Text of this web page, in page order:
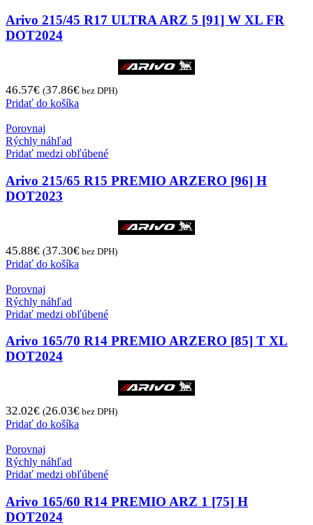
Arivo 215/45 R17 ULTRA ARZ 5 [91] W XL FR
DOT2024
46.57€ (37.86€ bez DPH)
Pridať do košíka
Porovnaj
Rýchly náhľad
Pridať medzi obľúbené
Arivo 215/65 R15 PREMIO ARZERO [96] H
DOT2023
45.88€ (37.30€ bez DPH)
Pridať do košíka
Porovnaj
Rýchly náhľad
Pridať medzi obľúbené
Arivo 165/70 R14 PREMIO ARZERO [85] T XL
DOT2024
32.02€ (26.03€ bez DPH)
Pridať do košíka
Porovnaj
Rýchly náhľad
Pridať medzi obľúbené
Arivo 165/60 R14 PREMIO ARZ 1 [75] H
DOT2024